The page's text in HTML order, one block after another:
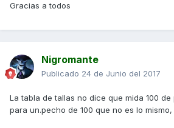
Gracias a todos
Nigromante
Publicado 24 de Junio del 2017
La tabla de tallas no dice que mida 100
para un.pecho de 100 que no es lo